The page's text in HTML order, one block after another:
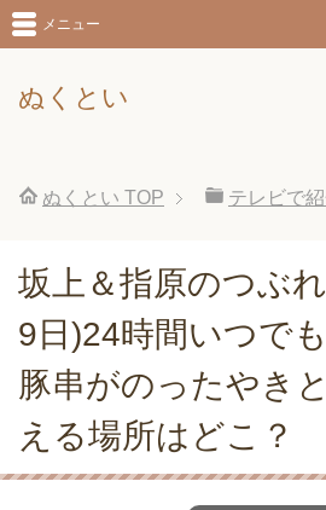
ぬくとい
メニュー
ぬくとい TOP テレビで
坂上＆指原のつぶ
9日)24時間いつで
豚串がのったやき
える場所はどこ？